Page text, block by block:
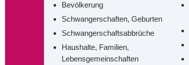
Bevölkerung
Schwangerschaften, Geburten
Schwangerschaftsabbrüche
Haushalte, Familien,
Lebensgemeinschaften